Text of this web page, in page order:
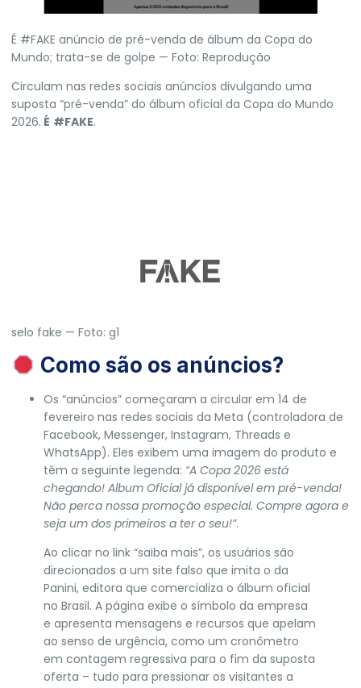
É #FAKE anúncio de pré-venda de álbum da Copa do
Mundo; trata-se de golpe — Foto: Reprodução
Circulam nas redes sociais anúncios divulgando uma
suposta “pré-venda” do álbum oficial da Copa do Mundo
2026. É #FAKE.
selo fake — Foto: g1
Como são os anúncios?
Os “anúncios” começaram a circular em 14 de
fevereiro nas redes sociais da Meta (controladora de
Facebook, Messenger, Instagram, Threads e
WhatsApp). Eles exibem uma imagem do produto e
têm a seguinte legenda: “A Copa 2026 está
chegando! Album Oficial já disponível em pré-venda!
Não perca nossa promoção especial. Compre agora e
seja um dos primeiros a ter o seu!”.
Ao clicar no link “saiba mais”, os usuários são
direcionados a um site falso que imita o da
Panini, editora que comercializa o álbum oficial
no Brasil. A página exibe o símbolo da empresa
e apresenta mensagens e recursos que apelam
ao senso de urgência, como um cronômetro
em contagem regressiva para o fim da suposta
oferta – tudo para pressionar os visitantes a